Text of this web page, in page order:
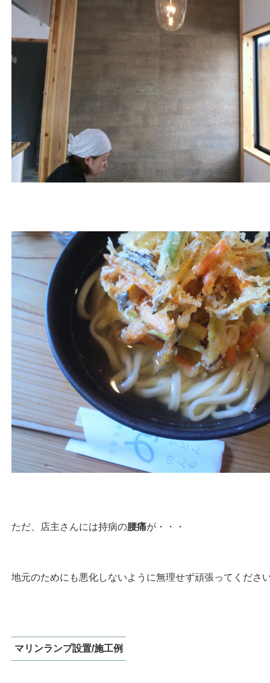
ただ、店主さんには持病の腰痛が・・・
地元のためにも悪化しないように無理せず頑張ってくださ
マリンランプ設置/施工例